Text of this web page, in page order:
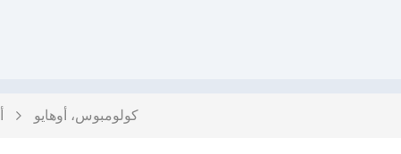
كولومبوس، أوهايو